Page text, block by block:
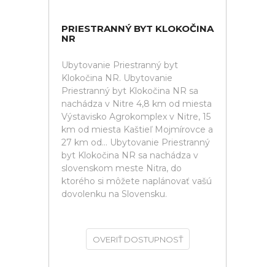
PRIESTRANNÝ BYT KLOKOČINA
NR
Ubytovanie Priestranný byt
Klokočina NR. Ubytovanie
Priestranný byt Klokočina NR sa
nachádza v Nitre 4,8 km od miesta
Výstavisko Agrokomplex v Nitre, 15
km od miesta Kaštieľ Mojmírovce a
27 km od... Ubytovanie Priestranný
byt Klokočina NR sa nachádza v
slovenskom meste Nitra, do
ktorého si môžete naplánovať vašú
dovolenku na Slovensku.
OVERIŤ DOSTUPNOSŤ